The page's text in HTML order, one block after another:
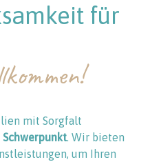
für
mit Sorgfalt
. Wir bieten
um Ihren